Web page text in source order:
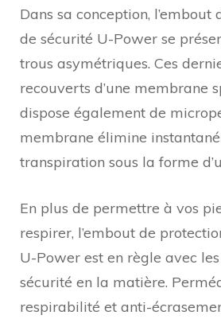
Dans sa conception, l’embout
de sécurité U-Power se
trous asymétriques. Ces
recouverts d’une membrane
dispose également de
membrane élimine
transpiration sous la forme
En plus de permettre à vos
respirer, l’embout de
U-Power est en règle avec
sécurité en la matière.
respirabilité et anti-